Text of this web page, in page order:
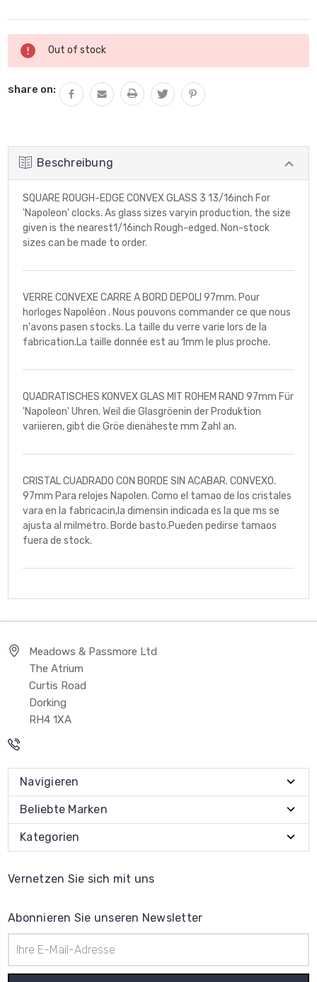
Aktueller
Lagerbestand:
Out of stock
share on:
Beschreibung
SQUARE ROUGH-EDGE CONVEX GLASS 3 13/16inch For
'Napoleon' clocks. As glass sizes varyin production, the size
given is the nearest1/16inch Rough-edged. Non-stock
sizes can be made to order.
VERRE CONVEXE CARRE A BORD DEPOLI 97mm. Pour
horloges Napoléon . Nous pouvons commander ce que nous
n'avons pasen stocks. La taille du verre varie lors de la
fabrication.La taille donnée est au 1mm le plus proche.
QUADRATISCHES KONVEX GLAS MIT ROHEM RAND 97mm Für
'Napoleon' Uhren. Weil die Glasgröenin der Produktion
variieren, gibt die Gröe dienäheste mm Zahl an.
CRISTAL CUADRADO CON BORDE SIN ACABAR. CONVEXO.
97mm Para relojes Napolen. Como el tamao de los cristales
vara en la fabricacin,la dimensin indicada es la que ms se
ajusta al milmetro. Borde basto.Pueden pedirse tamaos
fuera de stock.
Meadows & Passmore Ltd
The Atrium
Curtis Road
Dorking
RH4 1XA
Navigieren
Beliebte Marken
Kategorien
Vernetzen Sie sich mit uns
Abonnieren Sie unseren Newsletter
Mail-
Adresse